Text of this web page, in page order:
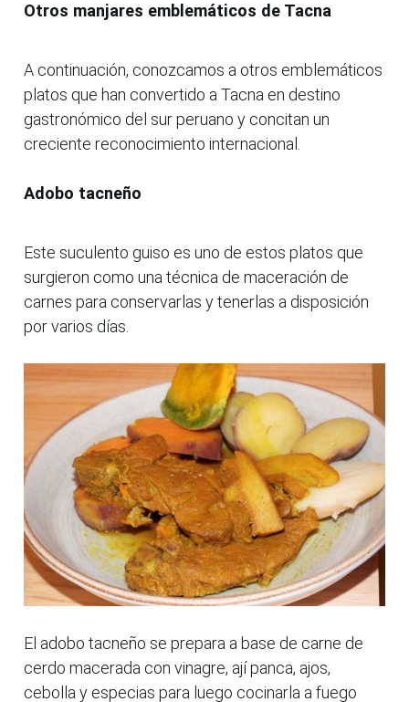
Otros manjares emblemáticos de Tacna
A continuación, conozcamos a otros emblemáticos
platos que han convertido a Tacna en destino
gastronómico del sur peruano y concitan un
creciente reconocimiento internacional.
Adobo tacneño
Este suculento guiso es uno de estos platos que
surgieron como una técnica de maceración de
carnes para conservarlas y tenerlas a disposición
por varios días.
El adobo tacneño se prepara a base de carne de
cerdo macerada con vinagre, ají panca, ajos,
cebolla y especias para luego cocinarla a fuego